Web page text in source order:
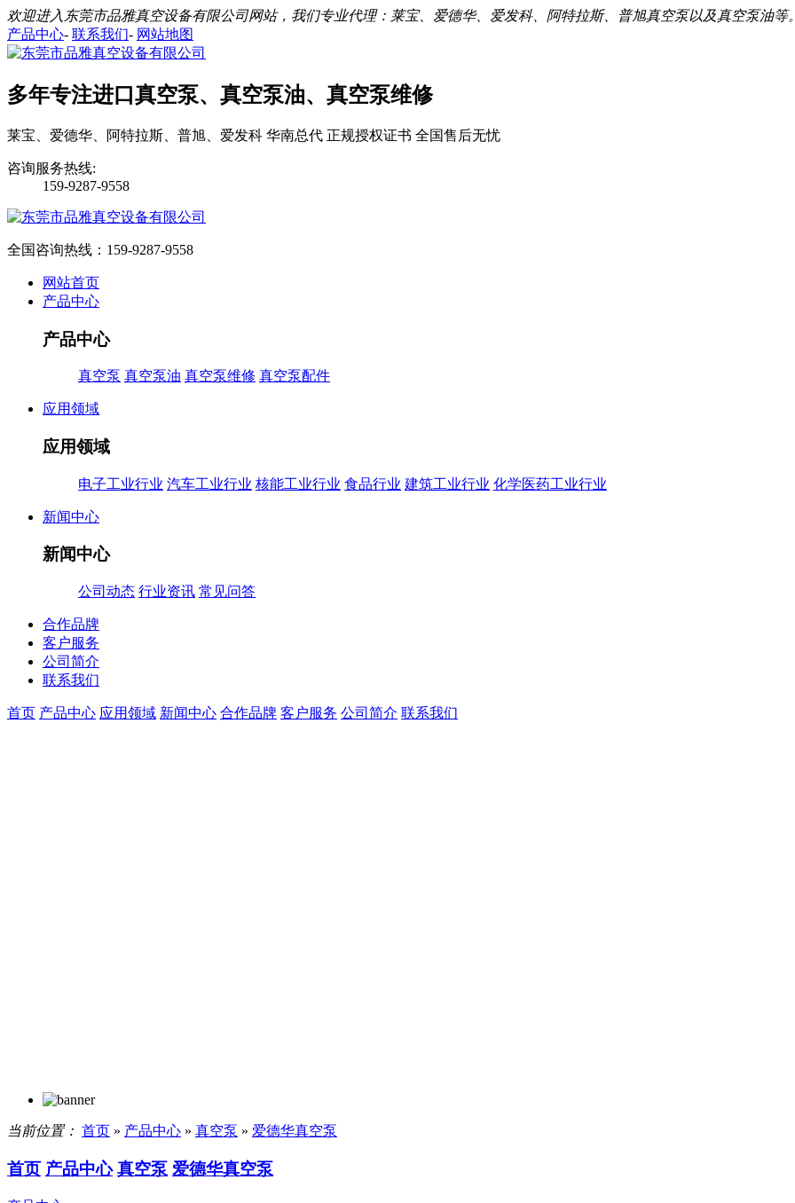
欢迎进入东莞市品雅真空设备有限公司网站，我们专业代理：莱宝、爱德华、爱发科、阿特拉斯、普旭真空泵以及真空泵油等。
产品中心- 联系我们- 网站地图
多年专注进口真空泵、真空泵油、真空泵维修
莱宝、爱德华、阿特拉斯、普旭、爱发科 华南总代 正规授权证书 全国售后无忧
咨询服务热线:
159-9287-9558
全国咨询热线： 159-9287-9558
网站首页
产品中心
产品中心
真空泵 真空泵油 真空泵维修 真空泵配件
应用领域
应用领域
电子工业行业 汽车工业行业 核能工业行业 食品行业 建筑工业行业 化学医药工业行业
新闻中心
新闻中心
公司动态 行业资讯 常见问答
合作品牌
客户服务
公司简介
联系我们
首页 产品中心 应用领域 新闻中心 合作品牌 客户服务 公司简介 联系我们
当前位置： 首页 » 产品中心 » 真空泵 » 爱德华真空泵
首页 产品中心 真空泵 爱德华真空泵